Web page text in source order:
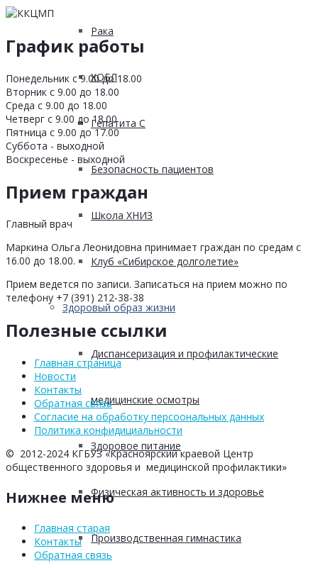
Рака
ХОБЛ
Гепатита С
Безопасность пациентов
Школа ХНИЗ
Клуб «Сибирское долголетие»
Здоровый образ жизни
Диспансеризация и профилактические
медицинские осмотры
Здоровое питание
Физическая активность и здоровье
Производственная гимнастика
График работы
Понедельник с 9.00 до 18.00
Вторник с 9.00 до 18.00
Среда с 9.00 до 18.00
Четверг с 9.00 до 18.00
Пятница с 9.00 до 17.00
Суббота - выходной
Воскресенье - выходной
Прием граждан
Главный врач
Маркина Ольга Леонидовна принимает граждан по средам с
16.00 до 18.00.
Прием ведется по записи. Записаться на прием можно по
телефону +7 (391) 212-38-38
Полезные ссылки
Главная страница
Новости
Контакты
Обратная связь
Согласие на обработку персоональных данных
Политика конфидициальности
© 2012-2024 КГБУЗ «Красноярский краевой Центр
общественного здоровья и медицинской профилактики»
Нижнее меню
Главная старая
Контакты
Обратная связь